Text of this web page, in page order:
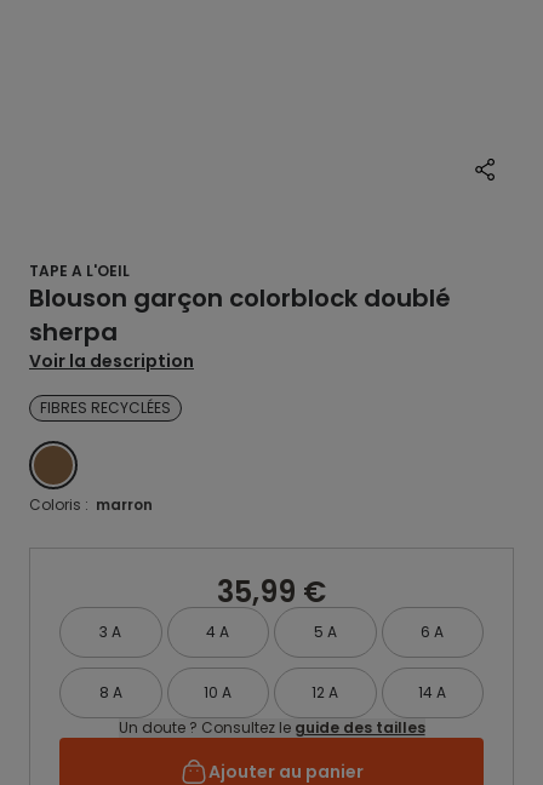
TAPE A L'OEIL
Blouson garçon colorblock doublé
sherpa
Voir la description
FIBRES RECYCLÉES
MARRON
Coloris : marron
35,99 €
3 A 4 A 5 A 6 A
8 A 10 A 12 A
14 A
Un doute ? Consultez le guide des tailles
Ajouter au panier